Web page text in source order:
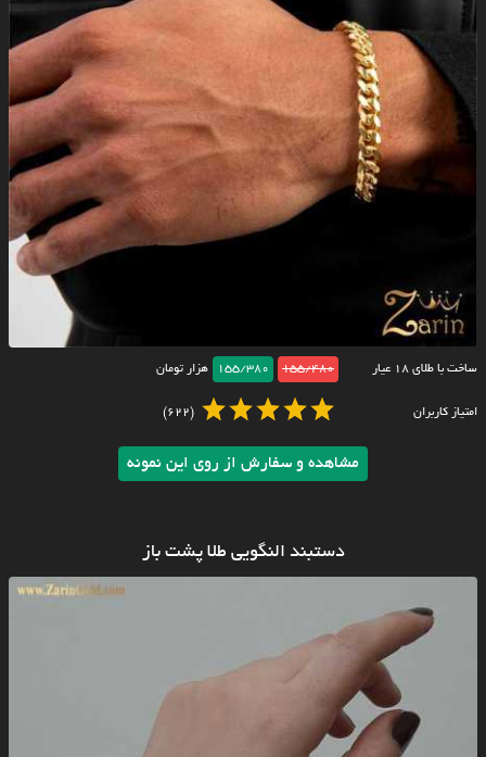
ساخت با طلای ۱۸ عیار 155/480
155/380 هزار تومان
امتیاز کاربران (622)
مشاهده و سفارش از روی این نمونه
دستبند النگویی طلا پشت باز